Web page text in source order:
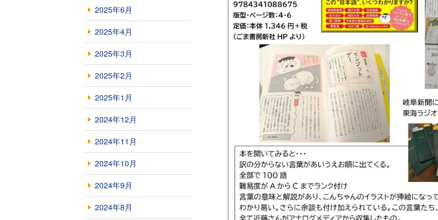
2025年6月
2025年4月
2025年3月
2025年2月
2025年1月
2024年12月
2024年11月
2024年10月
2024年9月
2024年8月